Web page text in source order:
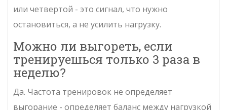
или четвертой - это сигнал, что нужно
остановиться, а не усилить нагрузку.
Можно ли выгореть, если
тренируешься только 3 раза в
неделю?
Да. Частота тренировок не определяет
выгорание - определяет баланс между нагрузкой